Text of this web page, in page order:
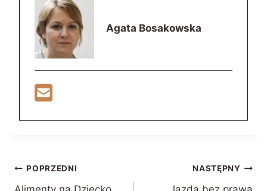
Agata Bosakowska
Nawigacja
POPRZEDNI NASTĘPNY